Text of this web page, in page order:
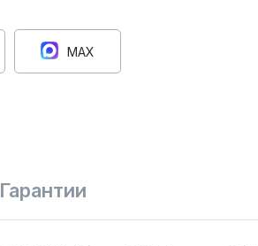
MAX
Гарантии